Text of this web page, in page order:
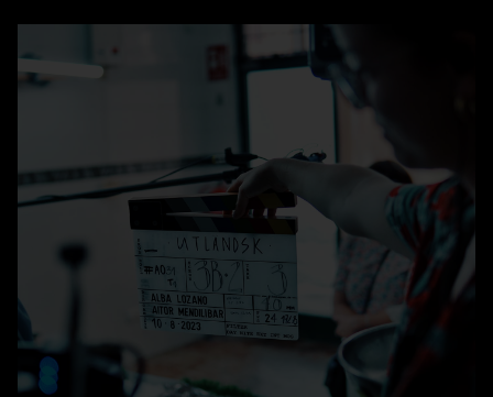
Proyectos